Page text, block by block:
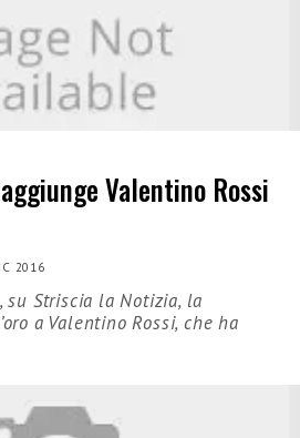
Valentino Rossi
2016
su Striscia la Notizia, la
a Valentino Rossi, che ha